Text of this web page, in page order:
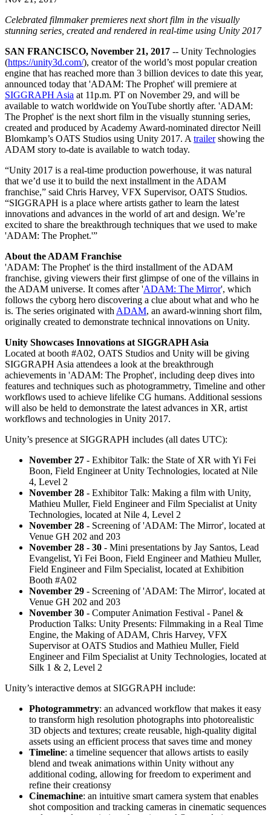
LiveOps
Informations post-lancement et opérations de jeu en direct
Développez
Acquisition de nouveaux joueurs
Faites-vous découvrir et acquérez des utilisateurs mobiles
Achats intégrés
Gérer IAP entre les magasins et D2C
Monétisation
Connectez les joueurs avec les bons jeux
Faites de la publicité avec Unity
Monétisez avec Unity
Cas d’utilisation
Jeux mobiles
Créez et développez des succès mobiles avec Unity
Jeux indépendants
Lancez de grands jeux avec de petites équipes
Jeux XR
Lancez des jeux XR sur plusieurs plateformes
Jeux multijoueur
Simplifiez le développement de jeux multijoueurs
Distribution
Transformer les expériences en magasin en expériences en ligne
Automobile
Stimulez l'innovation et les expériences en voiture
Voir toutes les industries
Études de cas
Histoires de succès dans le monde réel
Guides des meilleures pratiques
Conseils et astuces d'experts
Démos
Démos, échantillons et éléments de base
Toutes les ressources
Nouveautés
Blog
Mises à jour, informations et conseils techniques
Actualités
Actualités, histoires et centre de presse
Unity Awards
Célébration des créateurs Unity dans le monde entier
Guides pratiques
Conseils pratiques et meilleures pratiques
Formation
Pour les étudiants
Démarrez votre carrière
Pour les enseignants
Boostez votre enseignement
Licence d'enseignement subventionnée
Apportez la puissance de Unity à votre institution
Certifications
Prouvez votre maîtrise de Unity
Celebrated filmmaker premieres next short film in the visually
stunning series, created and rendered in real-time using Unity 2017
SAN FRANCISCO, November 21, 2017 -- Unity Technologies
(https://unity3d.com/), creator of the world’s most popular creation
engine that has reached more than 3 billion devices to date this year,
announced today that 'ADAM: The Prophet' will premiere at
SIGGRAPH Asia at 11p.m. PT on November 29, and will be
available to watch worldwide on YouTube shortly after. 'ADAM:
The Prophet' is the next short film in the visually stunning series,
created and produced by Academy Award-nominated director Neill
Blomkamp’s OATS Studios using Unity 2017. A trailershowing the
ADAM story to-date is available to watch today.
“Unity 2017 is a real-time production powerhouse, it was natural
that we’d use it to build the next installment in the ADAM
franchise,” said Chris Harvey, VFX Supervisor, OATS Studios.
“SIGGRAPH is a place where artists gather to learn the latest
innovations and advances in the world of art and design. We’re
excited to share the breakthrough techniques that we used to make
'ADAM: The Prophet.'”
About the ADAM Franchise
'ADAM: The Prophet' is the third installment of the ADAM
franchise, giving viewers their first glimpse of one of the villains in
the ADAM universe. It comes after 'ADAM: The Mirror', which
follows the cyborg hero discovering a clue about what and who he
is. The series originated with ADAM, an award-winning short film,
originally created to demonstrate technical innovations on Unity.
Unity Showcases Innovations at SIGGRAPH Asia
Located at booth #A02, OATS Studios and Unity will be giving
SIGGRAPH Asia attendees a look at the breakthrough
achievements in 'ADAM: The Prophet', including deep dives into
features and techniques such as photogrammetry, Timeline and other
workflows used to achieve lifelike CG humans. Additional sessions
will also be held to demonstrate the latest advances in XR, artist
workflows and technologies in Unity 2017.
Unity’s presence at SIGGRAPH includes (all dates UTC):
November 27 - Exhibitor Talk: the State of XR with Yi Fei
Boon, Field Engineer at Unity Technologies, located at Nile
4, Level 2
November 28 - Exhibitor Talk: Making a film with Unity,
Mathieu Muller, Field Engineer and Film Specialist at Unity
Technologies, located at Nile 4, Level 2
November 28 - Screening of 'ADAM: The Mirror', located at
Venue GH 202 and 203
November 28 - 30 - Mini presentations by Jay Santos, Lead
Evangelist, Yi Fei Boon, Field Engineer and Mathieu Muller,
Field Engineer and Film Specialist, located at Exhibition
Booth #A02
November 29 - Screening of 'ADAM: The Mirror', located at
Venue GH 202 and 203
November 30 - Computer Animation Festival - Panel &
Production Talks: Unity Presents: Filmmaking in a Real Time
Engine, the Making of ADAM, Chris Harvey, VFX
Supervisor at OATS Studios and Mathieu Muller, Field
Engineer and Film Specialist at Unity Technologies, located at
Silk 1 & 2, Level 2
Unity’s interactive demos at SIGGRAPH include:
Photogrammetry: an advanced workflow that makes it easy
to transform high resolution photographs into photorealistic
3D objects and textures; create reusable, high-quality digital
assets using an efficient process that saves time and money
Timeline: a timeline sequencer that allows artists to easily
blend and tweak animations within Unity without any
additional coding, allowing for freedom to experiment and
refine their creationsy
Cinemachine: an intuitive smart camera system that enables
shot composition and tracking cameras in cinematic sequences